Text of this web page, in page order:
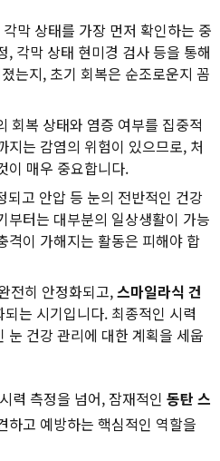
막 상태를 가장 먼저 확인하는 중
, 각막 상태 현미경 검사 등을 통해
는지, 초기 회복은 순조로운지 꼼
회복 상태와 염증 여부를 집중적
지는 감염의 위험이 있으므로, 처
이 매우 중요합니다.
되고 안압 등 눈의 전반적인 건강
부터는 대부분의 일상생활이 가능
격이 가해지는 활동은 피해야 합
전히 안정화되고,스마일라식 건
는 시기입니다. 최종적인 시력
눈 건강 관리에 대한 계획을 세웁
력 측정을 넘어, 잠재적인 동탄 스
하고 예방하는 핵심적인 역할을